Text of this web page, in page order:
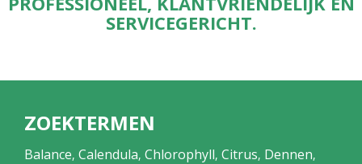
SERVICEGERICHT.
ZOEKTERMEN
Balance, Calendula, Chlorophyll, Citrus, Dennen,